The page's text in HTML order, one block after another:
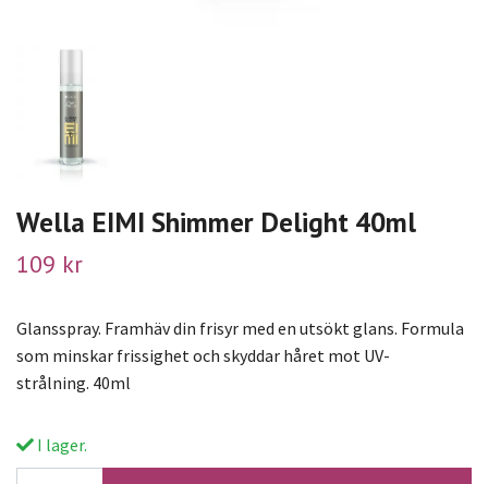
Wella EIMI Shimmer Delight 40ml
109 kr
Glansspray. Framhäv din frisyr med en utsökt glans. Formula
som minskar frissighet och skyddar håret mot UV-
strålning. 40ml
I lager.